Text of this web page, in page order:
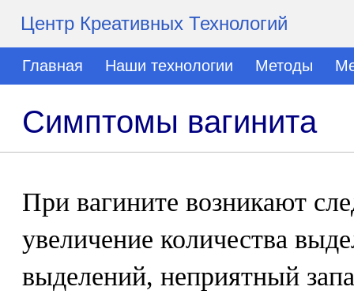
Центр Креативных Технологий
Главная Наши технологии Методы
Симптомы вагинита
При вагините возникают
увеличение количества
выделений, неприятный